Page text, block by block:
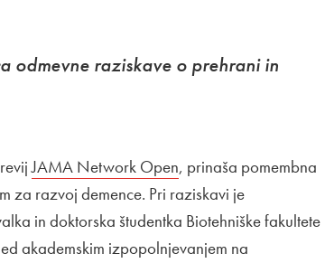
odmevne raziskave o prehrani in
Zunanja povezava na
JAMA Network OpenOdpira se v novem
, prinaša pomembna
za razvoj demence. Pri raziskavi je
in doktorska študentka Biotehniške fakultete
akademskim izpopolnjevanjem na